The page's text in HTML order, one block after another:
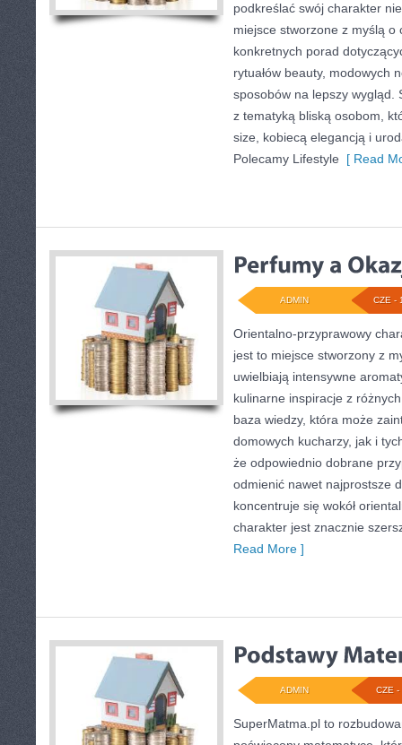
podkreślać swój charakter
miejsce stworzone z myślą o
konkretnych porad
rytuałów beauty, modowych
sposobów na lepszy wygląd.
z tematyką bliską osobom,
size, kobiecą elegancją i
Polecamy Lifestyle [ Read
CZE -
ADMIN
Orientalno-przyprawowy
jest to miejsce stworzony z
uwielbiają intensywne
kulinarne inspiracje z
baza wiedzy, która może
domowych kucharzy, jak i
że odpowiednio dobrane
odmienić nawet najprostsze
koncentruje się wokół
charakter jest znacznie
Read More ]
CZE -
ADMIN
SuperMatma.pl to